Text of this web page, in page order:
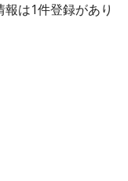
は1件登録があり